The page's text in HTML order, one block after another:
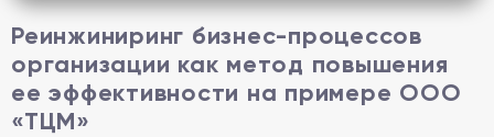
Реинжиниринг бизнес-процессов
организации как метод повышения
ее эффективности на примере ООО
«ТЦМ»